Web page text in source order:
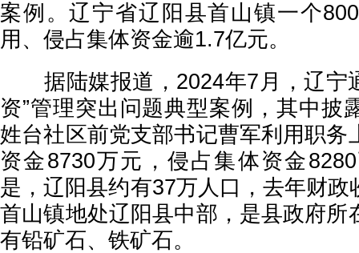
案例。辽宁省辽阳县首山镇一个
用、侵占集体资金逾1.7亿元。
据陆媒报道，2024年7月，辽宁
资”管理突出问题典型案例，其中披
姓台社区前党支部书记曹军利用职务
资金8730万元，侵占集体资金
是，辽阳县约有37万人口，去年财政
首山镇地处辽阳县中部，是县政府所
有铅矿石、铁矿石。